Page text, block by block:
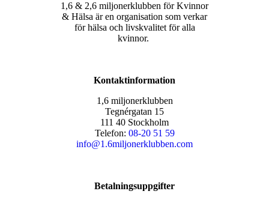
1,6 & 2,6 miljonerklubben för Kvinnor
& Hälsa är en organisation som verkar
för hälsa och livskvalitet för alla
kvinnor.
Kontaktinformation
1,6 miljonerklubben
Tegnérgatan 15
111 40 Stockholm
Telefon: 08-20 51 59
info@1.6miljonerklubben.com
Betalningsuppgifter